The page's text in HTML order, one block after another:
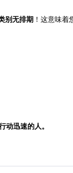
别无排期 ！这意味
动迅速的人。